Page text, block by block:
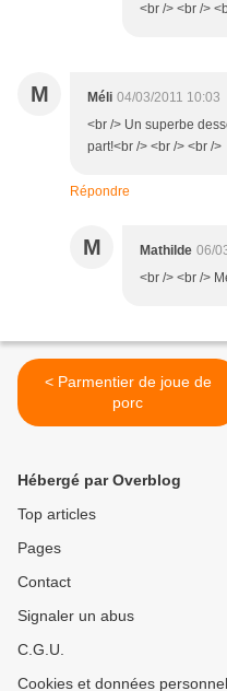
<br /> <br />
M Méli 04/03/2011 10:03
<br /> Un superbe
part!<br /> <br /> <br />
Répondre
M Mathilde 06/
<br /> <br />
< Parmentier de joue de
porc
Hébergé par Overblog
Top articles
Pages
Contact
Signaler un abus
C.G.U.
Cookies et données